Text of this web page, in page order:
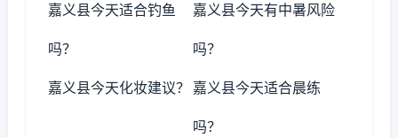
嘉义县今天适合钓鱼
吗？
嘉义县今天有中暑风险
吗？
嘉义县今天化妆建议？ 嘉义县今天适合晨练
吗？